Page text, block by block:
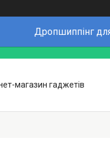
Дропшиппінг
магазин гаджетів